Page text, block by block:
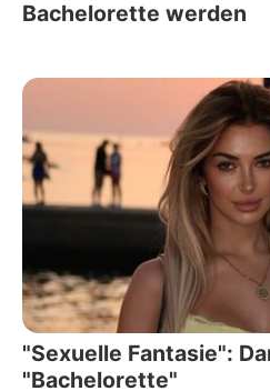
Bachelorette werden
"Sexuelle Fantasie":
"Bachelorette"